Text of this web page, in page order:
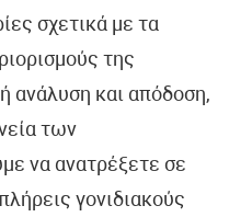
σχετικά με τα
της
ανάλυση και απόδοση,
των
να ανατρέξετε σε
γονιδιακούς